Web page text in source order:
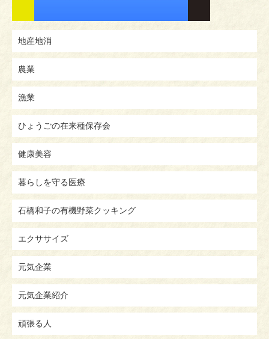
地産地消
農業
漁業
ひょうごの在来種保存会
健康美容
暮らしを守る医療
石橋和子の有機野菜クッキング
エクササイズ
元気企業
元気企業紹介
頑張る人